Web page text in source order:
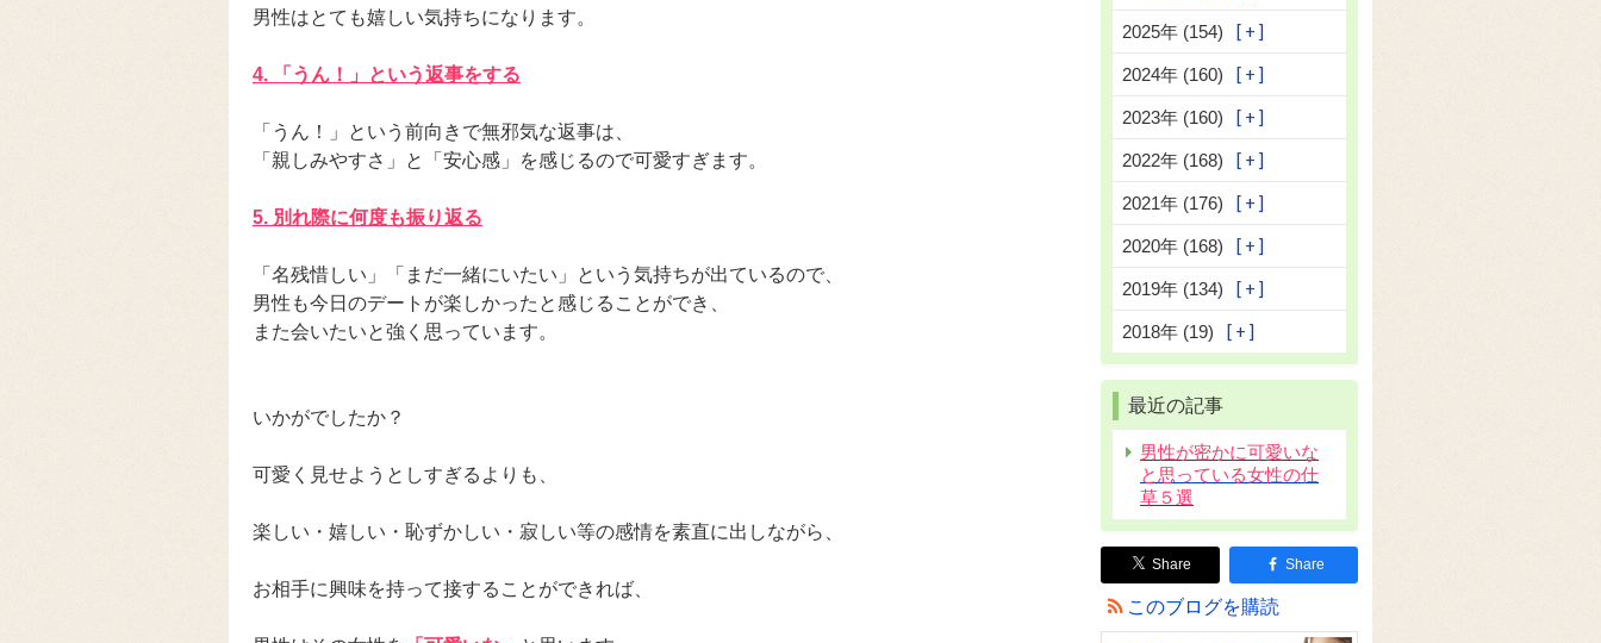
男性はとても嬉しい気持ちになります。
4. 「うん！」という返事をする
「うん！」という前向きで無邪気な返事は、
「親しみやすさ」と「安心感」を感じるので可愛すぎます。
5. 別れ際に何度も振り返る
「名残惜しい」「まだ一緒にいたい」という気持ちが出ているので、
男性も今日のデートが楽しかったと感じることができ、
また会いたいと強く思っています。
いかがでしたか？
可愛く見せようとしすぎるよりも、
楽しい・嬉しい・恥ずかしい・寂しい等の感情を素直に出しながら、
お相手に興味を持って接することができれば、
2025年 (154)
2024年 (160)
2023年 (160)
2022年 (168)
2021年 (176)
2020年 (168)
2019年 (134)
2018年 (19)
最近の記事
男性が密かに可愛いな
と思っている女性の仕
草５選
Share Share
このブログを購読